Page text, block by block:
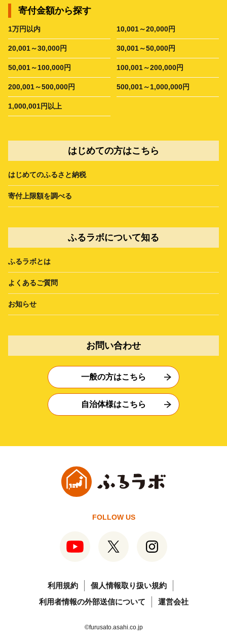
寄付金額から探す
1万円以内 10,001～20,000円
20,001～30,000円 30,001～50,000円
50,001～100,000円 100,001～200,000円
200,001～500,000円 500,001～1,000,000円
1,000,001円以上
はじめての方はこちら
はじめてのふるさと納税
寄付上限額を調べる
ふるラボについて知る
ふるラボとは
よくあるご質問
お知らせ
お問い合わせ
一般の方はこちら
自治体様はこちら
FOLLOW US
利用規約
個人情報取り扱い規約
利用者情報の外部送信について
運営会社
©furusato.asahi.co.jp